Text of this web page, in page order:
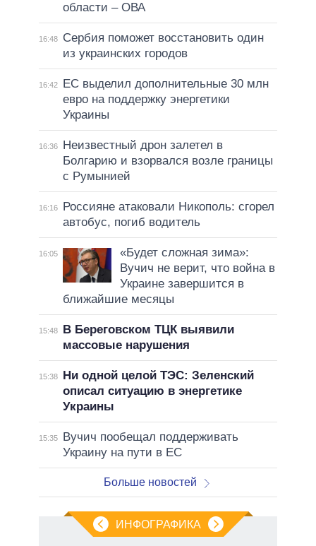
области – ОВА
16:48
Сербия поможет восстановить один
из украинских городов
16:42
ЕС выделил дополнительные 30 млн
евро на поддержку энергетики
Украины
16:36
Неизвестный дрон залетел в
Болгарию и взорвался возле границы
с Румынией
16:16
Россияне атаковали Никополь: сгорел
автобус, погиб водитель
16:05
«Будет сложная зима»:
Вучич не верит, что война в
Украине завершится в
ближайшие месяцы
15:48
В Береговском ТЦК выявили
массовые нарушения
15:38
Ни одной целой ТЭС: Зеленский
описал ситуацию в энергетике
Украины
15:35
Вучич пообещал поддерживать
Украину на пути в ЕС
Больше новостей
ИНФОГРАФИКА